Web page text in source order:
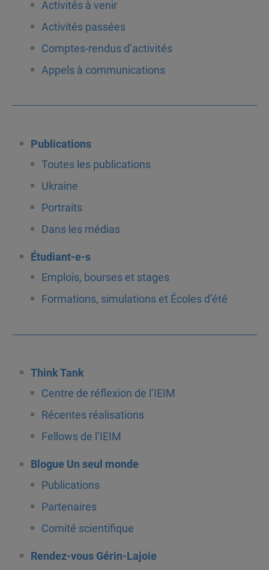
Activités à venir
Activités passées
Comptes-rendus d’activités
Appels à communications
Publications
Toutes les publications
Ukraine
Portraits
Dans les médias
Étudiant-e-s
Emplois, bourses et stages
Formations, simulations et Écoles d’été
Think Tank
Centre de réflexion de l’IEIM
Récentes réalisations
Fellows de l’IEIM
Blogue Un seul monde
Publications
Partenaires
Comité scientifique
Rendez-vous Gérin-Lajoie